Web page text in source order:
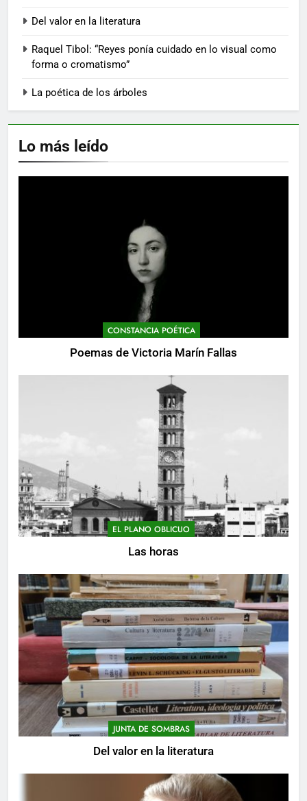
Del valor en la literatura
Raquel Tibol: “Reyes ponía cuidado en lo visual como
forma o cromatismo”
La poética de los árboles
Lo más leído
CONSTANCIA POÉTICA
Poemas de Victoria Marín Fallas
EL PLANO OBLICUO
Las horas
JUNTA DE SOMBRAS
Del valor en la literatura